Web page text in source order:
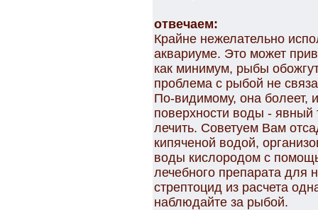
отвечаем:
Крайне нежелательно
аквариуме. Это может
как минимум, рыбы
проблема с рыбой не
По-видимому, она болеет,
поверхности воды - явный
лечить. Советуем Вам
кипяченой водой,
воды кислородом с
лечебного препарата для
стрептоцид из расчета
наблюдайте за рыбой.